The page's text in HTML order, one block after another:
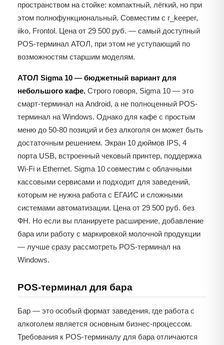
пространством на стойке: компактный, лёгкий, но при
этом полнофункциональный. Совместим с r_keeper,
iiko, Frontol. Цена от 29 500 руб. — самый доступный
POS-терминал АТОЛ, при этом не уступающий по
возможностям старшим моделям.
АТОЛ Sigma 10 — бюджетный вариант для
небольшого кафе. Строго говоря, Sigma 10 — это
смарт-терминал на Android, а не полноценный POS-
терминал на Windows. Однако для кафе с простым
меню до 50-80 позиций и без алкоголя он может быть
достаточным решением. Экран 10 дюймов IPS, 4
порта USB, встроенный чековый принтер, поддержка
Wi-Fi и Ethernet. Sigma 10 совместим с облачными
кассовыми сервисами и подходит для заведений,
которым не нужна работа с ЕГАИС и сложными
системами автоматизации. Цена от 29 500 руб. без
ФН. Но если вы планируете расширение, добавление
бара или работу с маркировкой молочной продукции
— лучше сразу рассмотреть POS-терминал на
Windows.
POS-терминал для бара
Бар — это особый формат заведения, где работа с
алкоголем является основным бизнес-процессом.
Требования к POS-терминалу для бара отличаются